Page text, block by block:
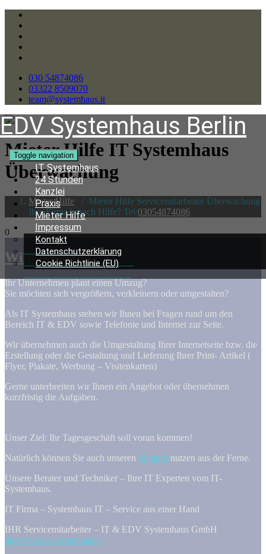
030 54874086
03322 8509070
team@systemhaus.it
EDV Systemhaus Berlin
Toggle navigation
IT Systemhaus
24 Stunden
Kanzlei
Praxis
Mieter Hilfe
Impressum
Kontakt
Datenschutzerklärung
Cookie Richtlinie (EU)
Mieter Hilfe IT Systemhaus
Überwachung
Mieter Hilfe / Mieter Hilfe Servicemitarbeiter Überwachung
Ihre Firma brauch Hilfe? Tel:03054874086
0
Willkommen
Ihr Unternehmen plant einen Umzug?
Sie möchten sich vergrößern, verkleinern oder umgestalten?
Als IT Systemhaus stehen wir Ihnen bei Fragen rund um den
Bereich IT & EDV sowie Telefonie und Internet zur Seite.
Wir übernehmen auch die Umgestaltung Ihrer Internetseite bzw. die
Erstellung oder die Gestaltung und Lieferung Ihrer Print- Artikel (
Flyer, Plakate, Werbung – Visitenkarten)
Gerne unterbreiten wir Ihnen ein Angebot oder übernehmen
kurzfristig die Aufgaben.
Unser Ziel: Ihr Tagesgeschäft soll voran kommen!
Natürlich können Sie auch unseren Support nutzen aus der Ferne.
Unsere Berater und Techniker – Ihre IT Experten vom IT-
Systemhaus.
IT Firma – Systemhaus IT – Service aus einer Hand
IHR Servicemitarbeiter – IT & EDV Systemhaus GmbH
https://www.systemhaus.it